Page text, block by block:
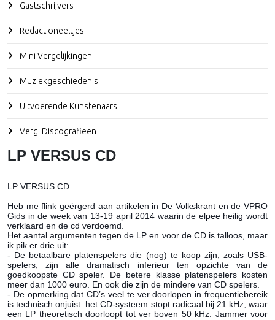
Gastschrijvers
Redactioneeltjes
Mini Vergelijkingen
Muziekgeschiedenis
Uitvoerende Kunstenaars
Verg. Discografieën
LP VERSUS CD
LP VERSUS CD
Heb me flink geërgerd aan artikelen in De Volkskrant en de VPRO
Gids in de week van 13-19 april 2014 waarin de elpee heilig wordt
verklaard en de cd verdoemd.
Het aantal argumenten tegen de LP en voor de CD is talloos, maar
ik pik er drie uit:
- De betaalbare platenspelers die (nog) te koop zijn, zoals USB-
spelers, zijn alle dramatisch inferieur ten opzichte van de
goedkoopste CD speler. De betere klasse platenspelers kosten
meer dan 1000 euro. En ook die zijn de mindere van CD spelers.
- De opmerking dat CD’s veel te ver doorlopen in frequentiebereik
is technisch onjuist: het CD-systeem stopt radicaal bij 21 kHz, waar
een LP theoretisch doorloopt tot ver boven 50 kHz. Jammer voor